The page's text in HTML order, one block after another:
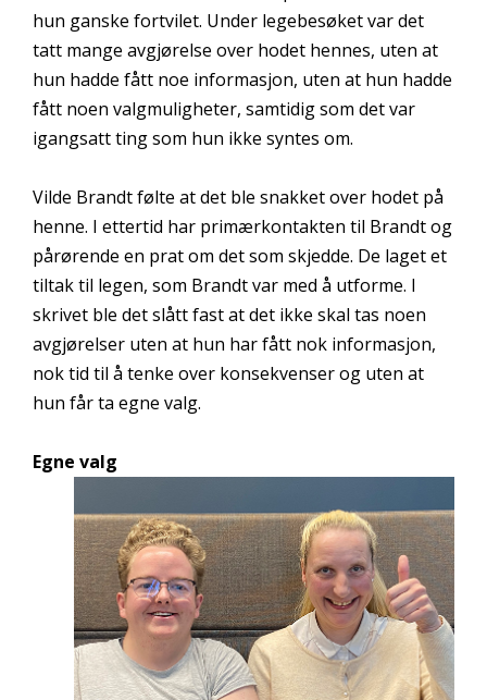
hun ganske fortvilet. Under legebesøket var det
tatt mange avgjørelse over hodet hennes, uten at
hun hadde fått noe informasjon, uten at hun hadde
fått noen valgmuligheter, samtidig som det var
igangsatt ting som hun ikke syntes om.
Vilde Brandt følte at det ble snakket over hodet på
henne. I ettertid har primærkontakten til Brandt og
pårørende en prat om det som skjedde. De laget et
tiltak til legen, som Brandt var med å utforme. I
skrivet ble det slått fast at det ikke skal tas noen
avgjørelser uten at hun har fått nok informasjon,
nok tid til å tenke over konsekvenser og uten at
hun får ta egne valg.
Egne valg